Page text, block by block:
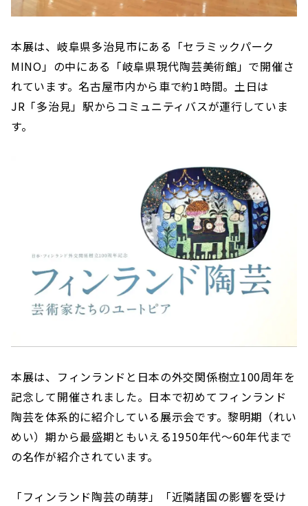
本展は、岐阜県多治見市にある「セラミックパーク
MINO」の中にある「岐阜県現代陶芸美術館」で開催さ
れています。名古屋市内から車で約1時間。土日は
JR「多治見」駅からコミュニティバスが運行していま
す。
本展は、フィンランドと日本の外交関係樹立100周年を
記念して開催されました。日本で初めてフィンランド
陶芸を体系的に紹介している展示会です。黎明期（れい
めい）期から最盛期ともいえる1950年代〜60年代まで
の名作が紹介されています。
「フィンランド陶芸の萌芽」「近隣諸国の影響を受け